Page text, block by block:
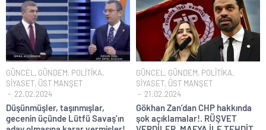
GÜNCEL , GÜNDEM, POLİTİKA,
SİYASET, ÜST MANŞET
22.02.2024
Düşünmüşler, taşınmışlar,
gecenin üçünde Lütfü Savaş’ın
GÜNCEL , GÜNDEM, POLİTİKA,
SİYASET, ÜST MANŞET
21.02.2024
Gökhan Zan’dan CHP hakkında
şok açıklamalar!. RÜŞVET